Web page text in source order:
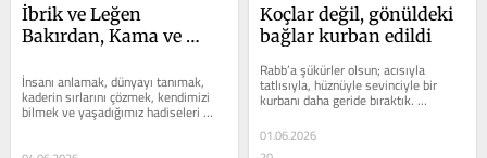
İbrik ve Leğen
Bakırdan, Kama ve
İnsanı anlamak, dünyayı tanımak,
kaderin sırlarını çözmek, kendimizi
bilmek ve yaşadığımız hadiseleri
hakkıyla değerlendirebilmek ne...
Koçlar değil, gönüldeki
bağlar kurban edildi
Rabb’a şükürler olsun; acısıyla
tatlısıyla, hüznüyle sevinciyle bir
kurbanı daha geride bıraktık.
Hüznümüz ümmetin...
01.06.2026